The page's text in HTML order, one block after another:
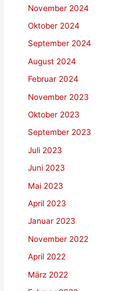
November 2024
Oktober 2024
September 2024
August 2024
Februar 2024
November 2023
Oktober 2023
September 2023
Juli 2023
Juni 2023
Mai 2023
April 2023
Januar 2023
November 2022
April 2022
März 2022